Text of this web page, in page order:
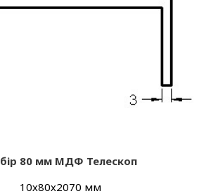
80 мм МДФ Телескоп
10х80х2070 мм